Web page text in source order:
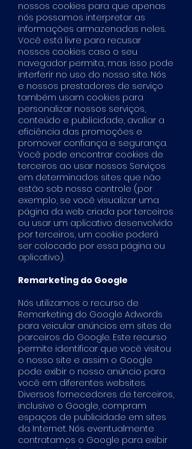
nossos cookies para que apenas
nós possamos interpretar as
informações armazenadas neles.
Você está livre para recusar
nossos cookies caso o seu
navegador permita, mas isso pode
interferir no uso do nosso site. Nós
e nossos prestadores de serviço
também usam cookies para
personalizar nossos serviços,
conteúdo e publicidade, avaliar a
eficiência das promoções e
promover confiança e segurança.
Você pode encontrar cookies de
terceiros ao usar nossos Serviços
em determinados sites que não
estão sob nosso controle (por
exemplo, se você visualizar uma
página da web criada por terceiros
ou usar um aplicativo desenvolvido
por terceiros, um cookie poderá
ser colocado por essa página ou
aplicativo).
Remarketing do Google
Nós utilizamos o recurso de
Remarketing do Google Adwords
para veicular anúncios em sites de
parceiros do Google. Este recurso
permite identificar que você visitou
o nosso site e assim o Google
pode exibir o nosso anúncio para
você em diferentes websites.
Diversos fornecedores de terceiros,
inclusive o Google, compram
espaços de publicidade em sites
da Internet. Nós eventualmente
contratamos o Google para exibir